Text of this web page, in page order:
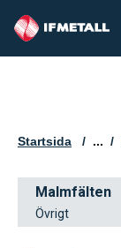
Startsida ...
Malmfälten
Övrigt